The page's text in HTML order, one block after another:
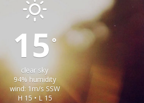
15 °
clear sky
94% humidity
wind: 1m/s SSW
H 15 • L 15